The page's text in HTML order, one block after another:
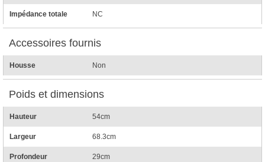
Impédance totale NC
Accessoires fournis
Housse Non
Poids et dimensions
Hauteur 54cm
Largeur 68.3cm
Profondeur 29cm